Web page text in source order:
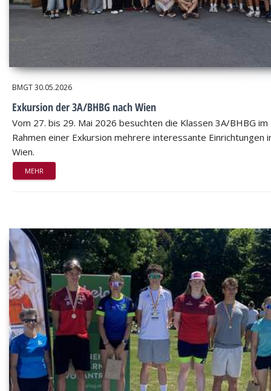
BMGT30.05.2026
Exkursion der 3A/BHBG nach Wien
Vom 27. bis 29. Mai 2026 besuchten die Klassen 3A/BHBG im
Rahmen einer Exkursion mehrere interessante Einrichtungen
Wien.
MEHR